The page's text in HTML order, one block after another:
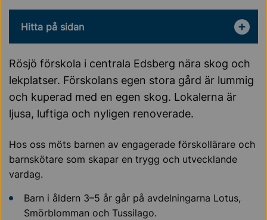
Hitta på sidan
Rösjö förskola i centrala Edsberg nära skog och
lekplatser. Förskolans egen stora gård är lummig
och kuperad med en egen skog. Lokalerna är
ljusa, luftiga och nyligen renoverade.
Hos oss möts barnen av engagerade förskollärare och
barnskötare som skapar en trygg och utvecklande
vardag.
Barn i åldern 3–5 år går på avdelningarna Lotus,
Smörblomman och Tussilago.